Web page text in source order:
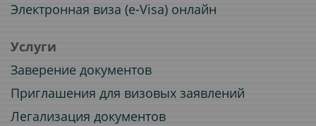
Электронная виза (e-Visa) онлайн
Услуги
Заверение документов
Приглашения для визовых заявлений
Легализация документов